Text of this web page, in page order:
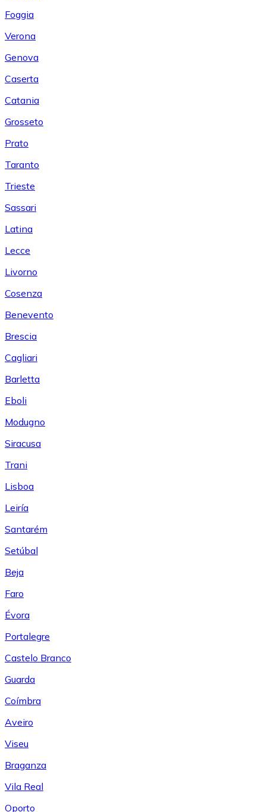
Foggia
Verona
Genova
Caserta
Catania
Grosseto
Prato
Taranto
Trieste
Sassari
Latina
Lecce
Livorno
Cosenza
Benevento
Brescia
Cagliari
Barletta
Eboli
Modugno
Siracusa
Trani
Lisboa
Leiría
Santarém
Setúbal
Beja
Faro
Évora
Portalegre
Castelo Branco
Guarda
Coímbra
Aveiro
Viseu
Braganza
Vila Real
Oporto